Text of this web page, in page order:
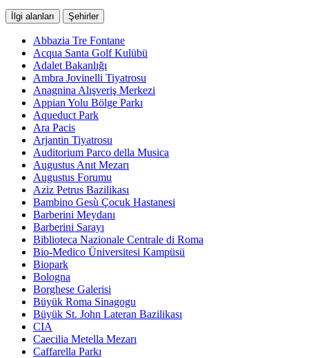
İlgi alanları Şehirler
Abbazia Tre Fontane
Acqua Santa Golf Kulübü
Adalet Bakanlığı
Ambra Jovinelli Tiyatrosu
Anagnina Alışveriş Merkezi
Appian Yolu Bölge Parkı
Aqueduct Park
Ara Pacis
Arjantin Tiyatrosu
Auditorium Parco della Musica
Augustus Anıt Mezarı
Augustus Forumu
Aziz Petrus Bazilikası
Bambino Gesù Çocuk Hastanesi
Barberini Meydanı
Barberini Sarayı
Biblioteca Nazionale Centrale di Roma
Bio-Medico Üniversitesi Kampüsü
Biopark
Bologna
Borghese Galerisi
Büyük Roma Sinagogu
Büyük St. John Lateran Bazilikası
CIA
Caecilia Metella Mezarı
Caffarella Parkı